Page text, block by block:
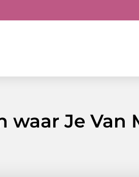
waar Je Van